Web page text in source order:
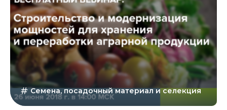
Семена, посадочный материал и селекция